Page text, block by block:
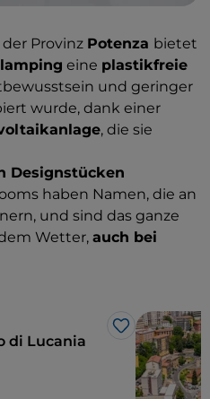
der Provinz Potenza bietet
eine plastikfreie
und geringer
wurde, dank einer
, die sie
Designstücken
haben Namen, die an
und sind das ganze
Wetter, auch bei
Like
di Lucania